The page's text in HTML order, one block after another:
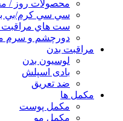
محصولات روز /
سي سي كرم/بي
ست هاي
دورچشم و سرم
مراقبت بدن
لوسیون بدن
بادی اسپلش
ضد تعریق
مكمل ها
مکمل پوست
مکمل مو